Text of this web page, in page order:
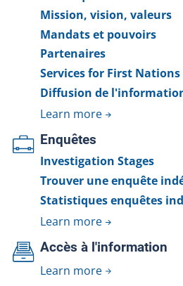
Mission, vision, valeurs
Mandats et pouvoirs
Partenaires
Services for First
Diffusion de
Learn more
Enquêtes
Investigation Stages
Trouver une enquête
Statistiques enquêtes
Learn more
Accès à l'information
Learn more